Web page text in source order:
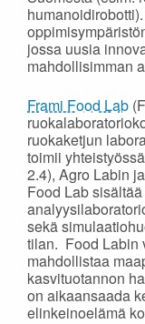
jossa uusia
mahdollisimman
Frami Food Lab
ruokaketjun
toimii
2.4), Agro Labin
Food Lab
sekä
tilan. Food Labin
mahdollistaa
kasvituotannon
on aikaansaada
elinkeinoelämä